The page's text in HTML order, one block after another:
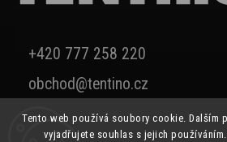
Tento web používá soubory cookie. Dalším
vyjadřujete souhlas s jejich
+420 777 258 220
obchod@tentino.cz